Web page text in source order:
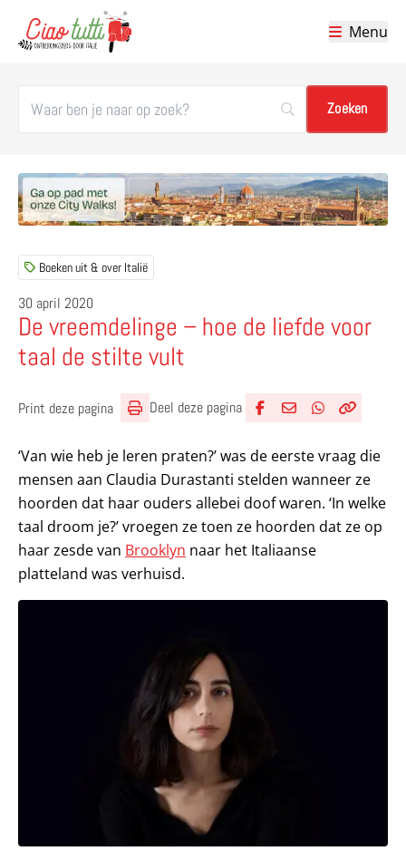
Menu
Boeken uit & over Italië
30 april 2020
De vreemdelinge – hoe de liefde voor
taal de stilte vult
Print deze pagina Deel deze pagina
‘Van wie heb je leren praten?’ was de eerste vraag die
mensen aan Claudia Durastanti stelden wanneer ze
hoorden dat haar ouders allebei doof waren. ‘In welke
taal droom je?’ vroegen ze toen ze hoorden dat ze op
haar zesde van Brooklyn naar het Italiaanse
platteland was verhuisd.